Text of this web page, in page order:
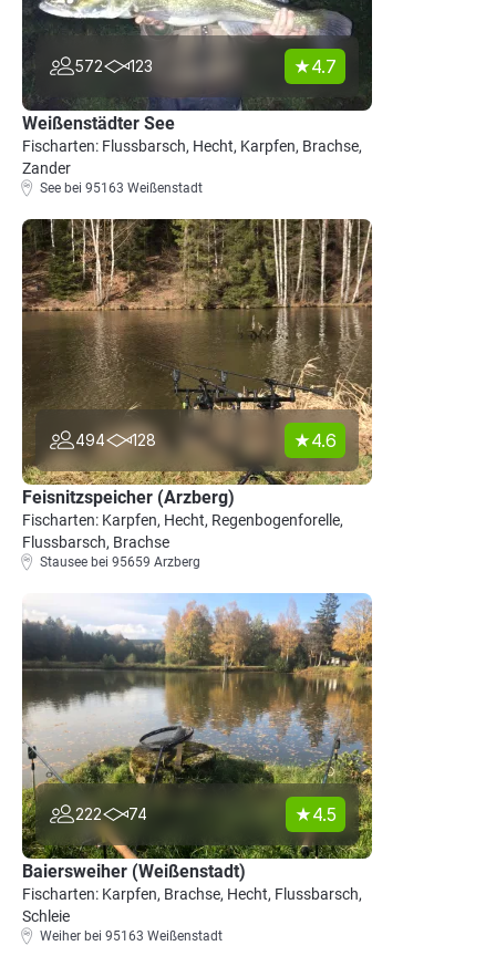
572 123 4.7
Weißenstädter See
Fischarten: Flussbarsch, Hecht, Karpfen, Brachse,
Zander
See bei 95163 Weißenstadt
494 128 4.6
Feisnitzspeicher (Arzberg)
Fischarten: Karpfen, Hecht, Regenbogenforelle,
Flussbarsch, Brachse
Stausee bei 95659 Arzberg
222 74 4.5
Baiersweiher (Weißenstadt)
Fischarten: Karpfen, Brachse, Hecht, Flussbarsch,
Schleie
Weiher bei 95163 Weißenstadt